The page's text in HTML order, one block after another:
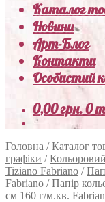
Каталог
Новини
Арт-Блог
Контакти
Особистий
0,00грн.0
Головна /Каталог
графіки /
Tiziano Fabriano /
Fabriano /Папір
см 160 г/м.кв.